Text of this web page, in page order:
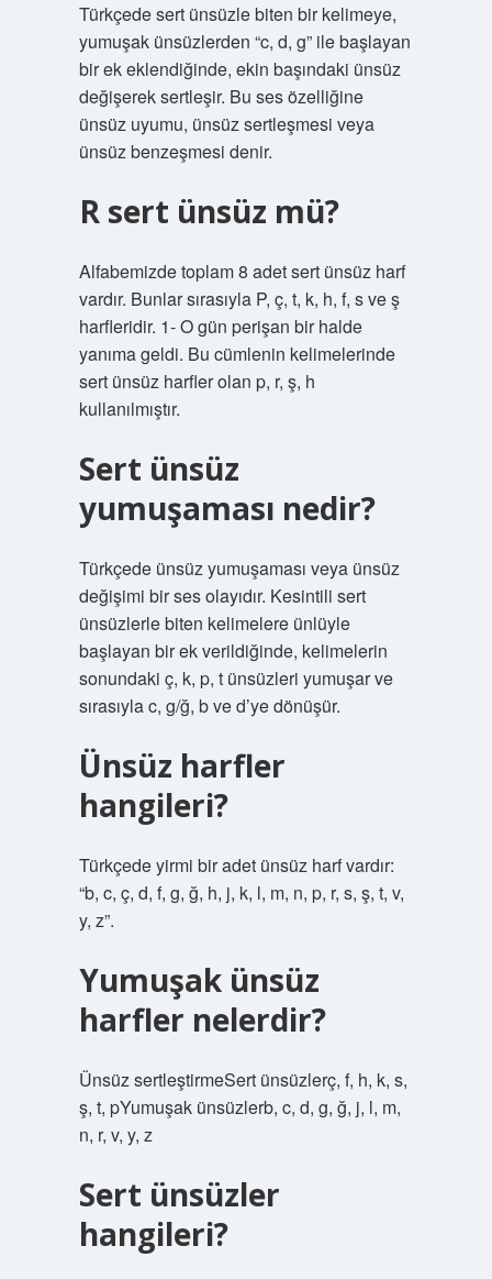
Türkçede sert ünsüzle biten bir kelimeye,
yumuşak ünsüzlerden “c, d, g” ile başlayan
bir ek eklendiğinde, ekin başındaki ünsüz
değişerek sertleşir. Bu ses özelliğine
ünsüz uyumu, ünsüz sertleşmesi veya
ünsüz benzeşmesi denir.
R sert ünsüz mü?
Alfabemizde toplam 8 adet sert ünsüz harf
vardır. Bunlar sırasıyla P, ç, t, k, h, f, s ve ş
harfleridir. 1- O gün perişan bir halde
yanıma geldi. Bu cümlenin kelimelerinde
sert ünsüz harfler olan p, r, ş, h
kullanılmıştır.
Sert ünsüz
yumuşaması nedir?
Türkçede ünsüz yumuşaması veya ünsüz
değişimi bir ses olayıdır. Kesintili sert
ünsüzlerle biten kelimelere ünlüyle
başlayan bir ek verildiğinde, kelimelerin
sonundaki ç, k, p, t ünsüzleri yumuşar ve
sırasıyla c, g/ğ, b ve d’ye dönüşür.
Ünsüz harfler
hangileri?
Türkçede yirmi bir adet ünsüz harf vardır:
“b, c, ç, d, f, g, ğ, h, j, k, l, m, n, p, r, s, ş, t, v,
y, z”.
Yumuşak ünsüz
harfler nelerdir?
Ünsüz sertleştirmeSert ünsüzlerç, f, h, k, s,
ş, t, pYumuşak ünsüzlerb, c, d, g, ğ, j, l, m,
n, r, v, y, z
Sert ünsüzler
hangileri?